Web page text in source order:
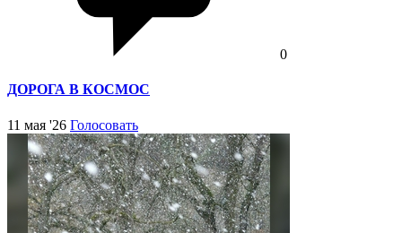
0
ДОРОГА В КОСМОС
11 мая '26 Голосовать